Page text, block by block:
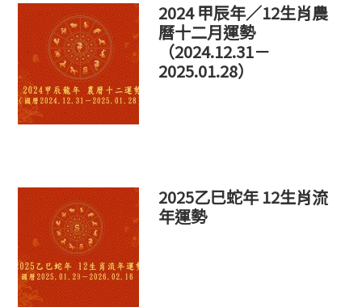
2024 甲辰年／12生肖農
曆十二月運勢
（2024.12.31－
2025.01.28）
2025乙巳蛇年 12生肖流
年運勢